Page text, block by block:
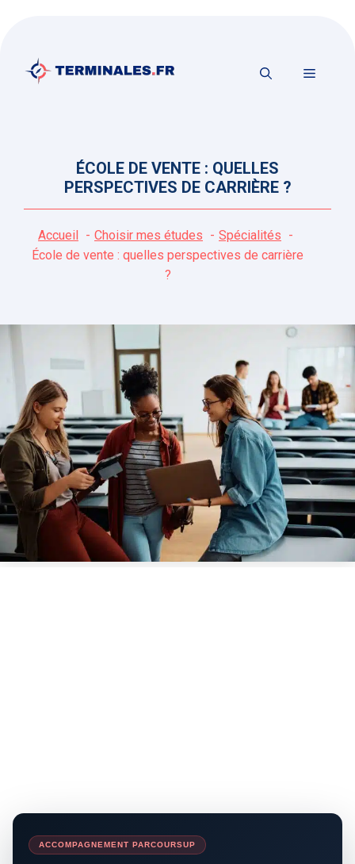
contenu
MENU
ÉCOLE DE VENTE : QUELLES
PERSPECTIVES DE CARRIÈRE ?
Accueil Choisir mes études
Spécialités
École de vente : quelles perspectives de carrière
?
ACCOMPAGNEMENT PARCOURSUP